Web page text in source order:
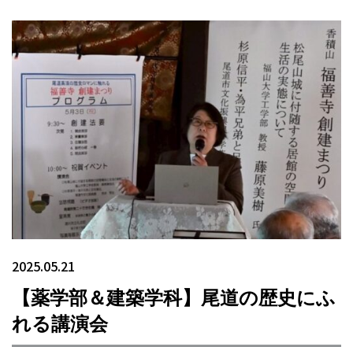
2025.05.21
【薬学部＆建築学科】尾道の歴史にふ
れる講演会